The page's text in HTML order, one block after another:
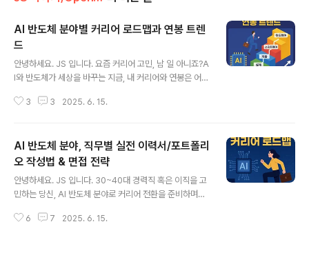
AI 반도체 분야별 커리어 로드맵과 연봉 트렌
드
안녕하세요. JS 입니다. 요즘 커리어 고민, 남 일 아니죠?A
I와 반도체가 세상을 바꾸는 지금, 내 커리어와 연봉은 어디
체 분야별 커리어 로드맵과 2025년 연봉 트렌드를 한눈에
연봉 시세커리어 전환 실전 팁AI 반도체 산업, 왜 지금 주목
받는가?AI 반도체는 인공지능의 두뇌 역할을 하는 핵심 부
품입니다.2025년 글로벌 반도체 시장은 951조 원 규모로
폭발적 성장을 기록 중이며, AI 반도체가 그 중심에 있습니
다.오픈AI, 엔비디아, AMD 등 글로벌 빅테크는 맞춤형 AI
칩 개발에 사활을 걸고 있습니다.한국 역시 삼성전자, ..
3 3 2025. 6. 15.
AI 반도체 분야, 직무별 실전 이력서/포트폴리
오 작성법 & 면접 전략
안녕하세요. JS 입니다. 30~40대 경력직 혹은 이직을 고
민하는 당신, AI 반도체 분야로 커리어 전환을 준비하며
폴리오는 어떻게 써야 할까?”, “AI 기반 면접은 도대체 어
6 7 2025. 6. 15.